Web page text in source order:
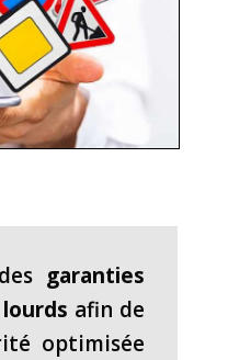
garanties
afin de
optimisée